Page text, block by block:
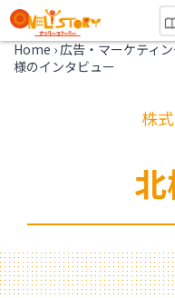
Home ›広告・マーケティ
様のインタビュー
株